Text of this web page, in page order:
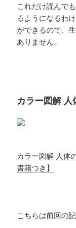
これだけ読んで
るようになるわ
ができるので、
ありません。
カラー図解
カラー図解 人体
書籍つき】
こちらは前回の